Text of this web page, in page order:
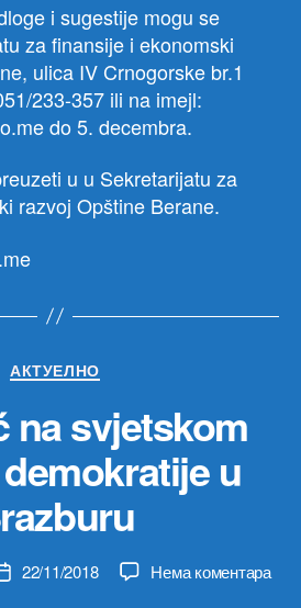
i sugestije mogu se
za finansije i ekonomski
ulica IV Crnogorske br.1
233-357 ili na imejl:
do 5. decembra.
u u Sekretarijatu za
razvoj Opštine Berane.
Категорије
АКТУЕЛНО
na svjetskom
u
Датум22/11/2018 Нема коментарана